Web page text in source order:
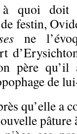
à quoi
festin,
ne
père
de
qu’elle a